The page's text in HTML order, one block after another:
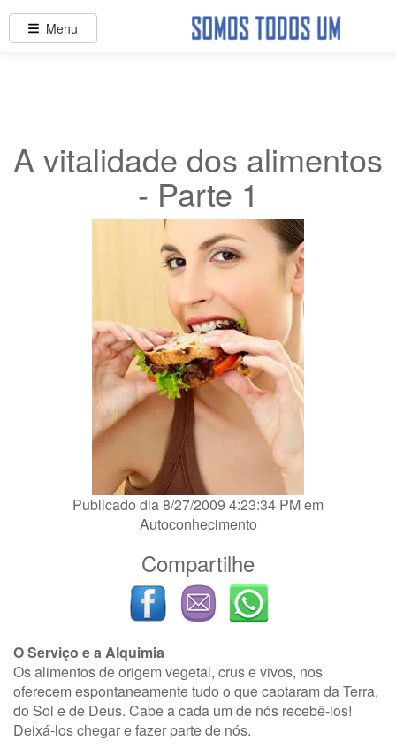
A vitalidade dos alimentos
- Parte 1
Publicado dia 8/27/2009 4:23:34 PM em
Autoconhecimento
Compartilhe
O Serviço e a Alquimia
Os alimentos de origem vegetal, crus e vivos, nos
oferecem espontaneamente tudo o que captaram da Terra,
do Sol e de Deus. Cabe a cada um de nós recebê-los!
Deixá-los chegar e fazer parte de nós.
Menu